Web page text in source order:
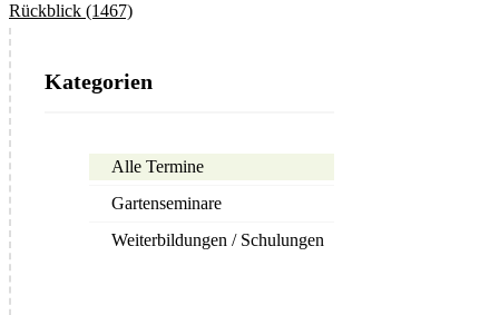
Rückblick (1467)
Kategorien
Alle Termine
Gartenseminare
Weiterbildungen / Schulungen